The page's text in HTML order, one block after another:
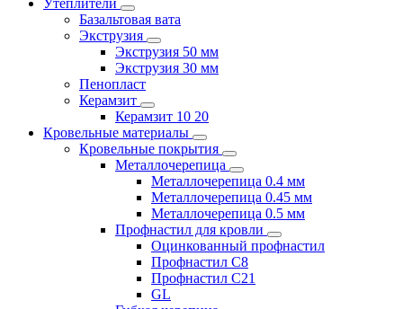
Утеплители
Базальтовая вата
Экструзия
Экструзия 50 мм
Экструзия 30 мм
Пенопласт
Керамзит
Керамзит 10 20
Кровельные материалы
Кровельные покрытия
Металлочерепица
Металлочерепица 0.4 мм
Металлочерепица 0.45 мм
Металлочерепица 0.5 мм
Профнастил для кровли
Оцинкованный профнастил
Профнастил С8
Профнастил С21
GL